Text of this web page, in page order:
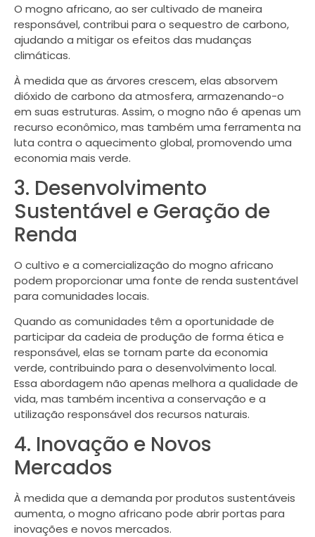
O mogno africano, ao ser cultivado de maneira
responsável, contribui para o sequestro de carbono,
ajudando a mitigar os efeitos das mudanças
climáticas.
À medida que as árvores crescem, elas absorvem
dióxido de carbono da atmosfera, armazenando-o
em suas estruturas. Assim, o mogno não é apenas um
recurso econômico, mas também uma ferramenta na
luta contra o aquecimento global, promovendo uma
economia mais verde.
3. Desenvolvimento
Sustentável e Geração de
Renda
O cultivo e a comercialização do mogno africano
podem proporcionar uma fonte de renda sustentável
para comunidades locais.
Quando as comunidades têm a oportunidade de
participar da cadeia de produção de forma ética e
responsável, elas se tornam parte da economia
verde, contribuindo para o desenvolvimento local.
Essa abordagem não apenas melhora a qualidade de
vida, mas também incentiva a conservação e a
utilização responsável dos recursos naturais.
4. Inovação e Novos
Mercados
À medida que a demanda por produtos sustentáveis
aumenta, o mogno africano pode abrir portas para
inovações e novos mercados.